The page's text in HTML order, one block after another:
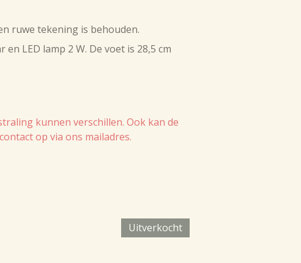
ruwe tekening is behouden.
LED lamp 2 W. De voet is 28,5 cm
kunnen verschillen. Ook kan de
op via ons mailadres.
Uitverkocht